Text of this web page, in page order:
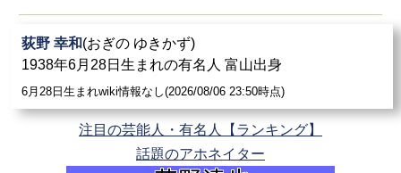
荻野 幸和(おぎの ゆきかず)
1938年6月28日生まれの有名人 富山出身
6月28日生まれwiki情報なし(2026/08/06 23:50時点)
注目の芸能人・有名人【ランキング】
話題のアホネイター